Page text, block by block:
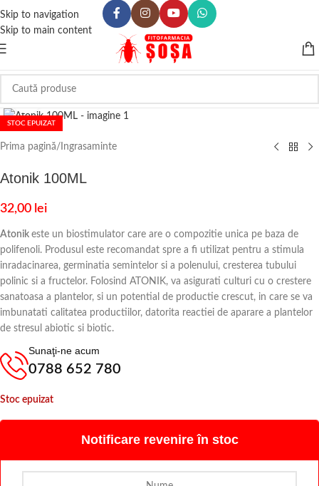
Skip to navigation
Skip to main content
STOC EPUIZAT
Prima pagină/ Ingrasaminte
Atonik 100ML
32,00 lei
Atonik este un biostimulator care are o compozitie unica pe baza de
polifenoli. Produsul este recomandat spre a fi utilizat pentru a stimula
inradacinarea, germinatia semintelor si a polenului, cresterea tubului
polinic si a fructelor. Folosind ATONIK, va asigurati culturi cu o crestere
sanatoasa a plantelor, si un potential de productie crescut, in care se va
imbunatati calitatea productiilor, datorita reactiei de aparare a plantelor
de stresul abiotic si biotic.
Sunaţi-ne acum
0788 652 780
Stoc epuizat
Notificare revenire în stoc